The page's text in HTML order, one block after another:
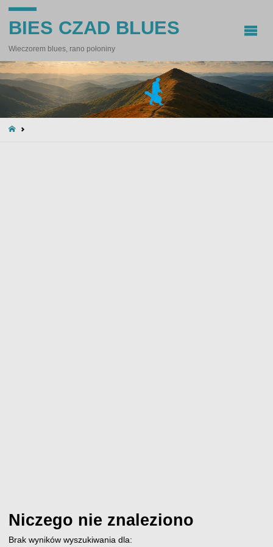
BIES CZAD BLUES
Wieczorem blues, rano połoniny
STRONA
Niczego nie znaleziono
Brak wyników wyszukiwania dla: